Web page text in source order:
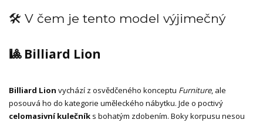
🛠️ V čem je tento model výjimečný
🎱 Billiard Lion
Billiard Lion vychází z osvědčeného konceptu Furniture, ale
posouvá ho do kategorie uměleckého nábytku. Jde o poctivý
celomasivní kulečník s bohatým zdobením. Boky korpusu nesou